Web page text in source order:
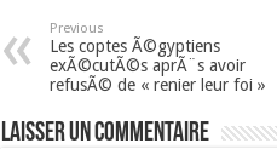
Previous
Les coptes Ã©gyptiens
exÃ©cutÃ©s aprÃ¨s avoir
refusÃ© de « renier leur foi »
Laisser un commentaire